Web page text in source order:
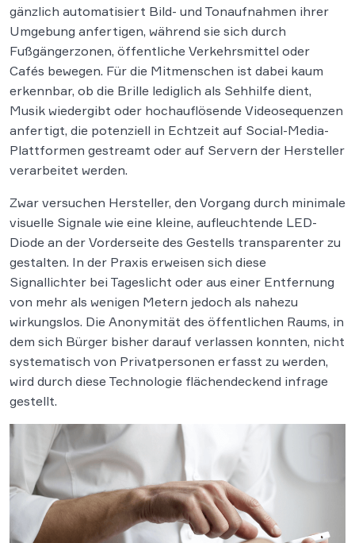
gänzlich automatisiert Bild- und Tonaufnahmen ihrer
Umgebung anfertigen, während sie sich durch
Fußgängerzonen, öffentliche Verkehrsmittel oder
Cafés bewegen. Für die Mitmenschen ist dabei kaum
erkennbar, ob die Brille lediglich als Sehhilfe dient,
Musik wiedergibt oder hochauflösende Videosequenzen
anfertigt, die potenziell in Echtzeit auf Social-Media-
Plattformen gestreamt oder auf Servern der Hersteller
verarbeitet werden.
Zwar versuchen Hersteller, den Vorgang durch minimale
visuelle Signale wie eine kleine, aufleuchtende LED-
Diode an der Vorderseite des Gestells transparenter zu
gestalten. In der Praxis erweisen sich diese
Signallichter bei Tageslicht oder aus einer Entfernung
von mehr als wenigen Metern jedoch als nahezu
wirkungslos. Die Anonymität des öffentlichen Raums, in
dem sich Bürger bisher darauf verlassen konnten, nicht
systematisch von Privatpersonen erfasst zu werden,
wird durch diese Technologie flächendeckend infrage
gestellt.